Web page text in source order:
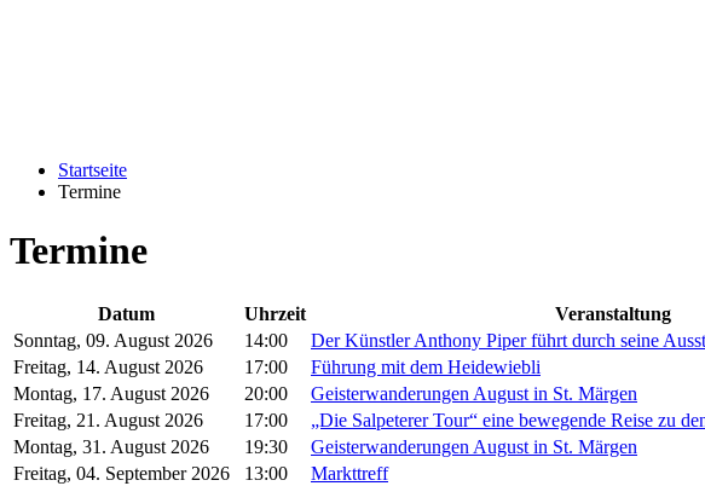
Startseite
Termine
Termine
Datum Uhrzeit Veranstaltung
Sonntag, 09. August 2026
14:00 Der Künstler Anthony Piper führt durch seine
Freitag, 14. August 2026
17:00 Führung mit dem Heidewiebli
Montag, 17. August 2026
20:00 Geisterwanderungen August in St. Märgen
Freitag, 21. August 2026
17:00 „Die Salpeterer Tour“ eine bewegende Reise zu
Montag, 31. August 2026
19:30 Geisterwanderungen August in St. Märgen
Freitag, 04. September 2026
13:00
Markttreff